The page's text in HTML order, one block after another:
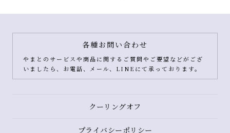
各種お問い合わせ
やまとのサービスや商品に関するご質問やご要望などがござ
いましたら、お電話、メール、LINEにて承っております。
クーリングオフ
プライバシーポリシー